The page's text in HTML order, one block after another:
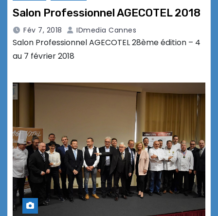
Salon Professionnel AGECOTEL 2018
Fév 7, 2018 IDmedia Cannes
Salon Professionnel AGECOTEL 28ème édition – 4
au 7 février 2018